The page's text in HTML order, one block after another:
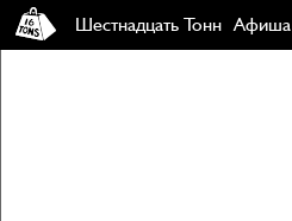
Шестнадцать Тонн Афиша